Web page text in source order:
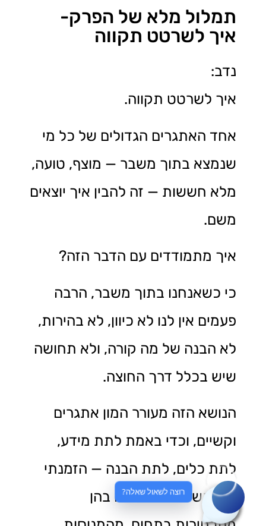
תמלול מלא של הפרק-
איך לשרטט תקווה
נדב:
איך לשרטט תקווה.
אחד האתגרים הגדולים של כל מי
שנמצא בתוך משבר — מוצף, טועה,
מלא חששות — זה להבין איך יוצאים
משם.
איך מתמודדים עם הדבר הזה?
כי כשאנחנו בתוך משבר, הרבה
פעמים אין לנו לא כיוון, לא בהירות,
לא הבנה של מה קורה, ולא תחושה
שיש בכלל דרך החוצה.
הנושא הזה מעורר המון אתגרים
וקשיים, וכדי באמת לתת מידע,
לתת כלים, לתת הבנה — הזמנתי
שתי נשים שאני רואה בהן
רוצה לשאול שאלה?